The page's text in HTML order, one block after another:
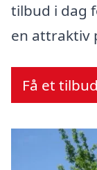
tilbud i dag
en attraktiv
Få et